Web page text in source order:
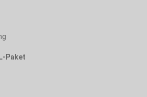
Paket